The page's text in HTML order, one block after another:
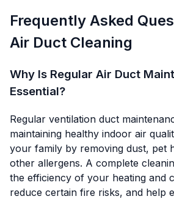
Frequently Asked
Air Duct Cleaning
Why Is Regular Air Duct
Essential?
Regular ventilation duct
maintaining healthy indoor air
your family by removing dust, pet
other allergens. A complete
the efficiency of your heating and
reduce certain fire risks, and help